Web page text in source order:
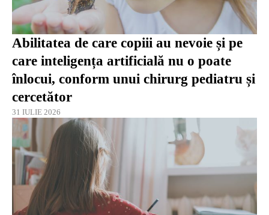
Abilitatea de care copiii au nevoie și pe
care inteligența artificială nu o poate
înlocui, conform unui chirurg pediatru și
cercetător
31 IULIE 2026